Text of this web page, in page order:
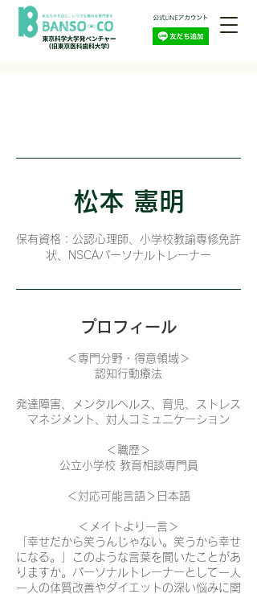
松本 憲明
保有資格：公認心理師、小学校教諭専修免許
状、NSCAパーソナルトレーナー
プロフィール
＜専門分野・得意領域＞
認知行動療法
発達障害、メンタルヘルス、育児、ストレス
マネジメント、対人コミュニケーション
＜職歴＞
公立小学校 教育相談専門員
＜対応可能言語＞日本語
＜メイトより一言＞
「幸せだから笑うんじゃない。笑うから幸せ
になる。」このような言葉を聞いたことがあ
りますか。パーソナルトレーナーとして一人
一人の体質改善やダイエットの深い悩みに関